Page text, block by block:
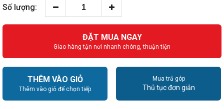
Số lượng:
ĐẶT MUA NGAY
Giao hàng tận nơi nhanh chóng, thuận tiện
THÊM VÀO GIỎ
Thêm vào giỏ để chọn tiếp
Mua trả góp
Thủ tục đơn giản